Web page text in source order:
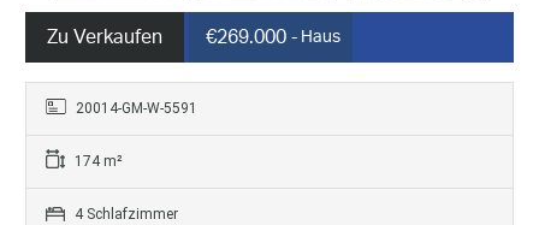
Zu Verkaufen €269.000 - Haus
20014-GM-W-5591
174 m²
4 Schlafzimmer